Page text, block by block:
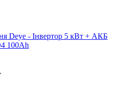
Deye - Інвертор 5 кВт + АКБ
100Ah